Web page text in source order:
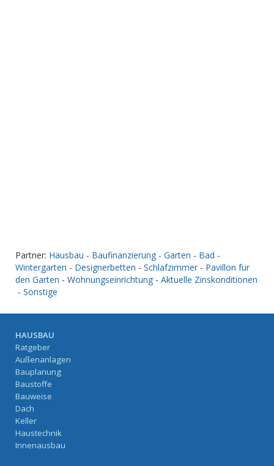
Partner: Hausbau - Baufinanzierung - Garten - Bad -
Wintergarten - Designerbetten - Schlafzimmer - Pavillon für
den Garten - Wohnungseinrichtung - Aktuelle Zinskonditionen
- Sonstige
HAUSBAU
Ratgeber
Außenanlagen
Bauplanung
Baustoffe
Bauweise
Dach
Keller
Haustechnik
Innenausbau